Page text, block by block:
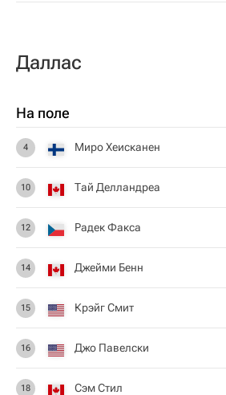
Даллас
На поле
4 Миро Хеисканен
10 Тай Делландреа
12 Радек Факса
14 Джейми Бенн
15 Крэйг Смит
16 Джо Павелски
18 Сэм Стил